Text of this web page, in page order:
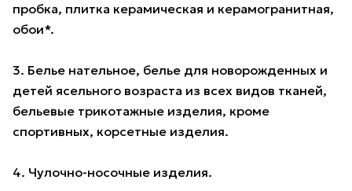
пробка, плитка керамическая и керамогранитная,
обои*.
3. Белье нательное, белье для новорожденных и
детей ясельного возраста из всех видов тканей,
бельевые трикотажные изделия, кроме
спортивных, корсетные изделия.
4. Чулочно-носочные изделия.